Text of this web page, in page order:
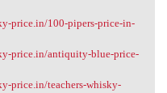
price.in/100-pipers-price-in-
price.in/antiquity-blue-price-
price.in/teachers-whisky-